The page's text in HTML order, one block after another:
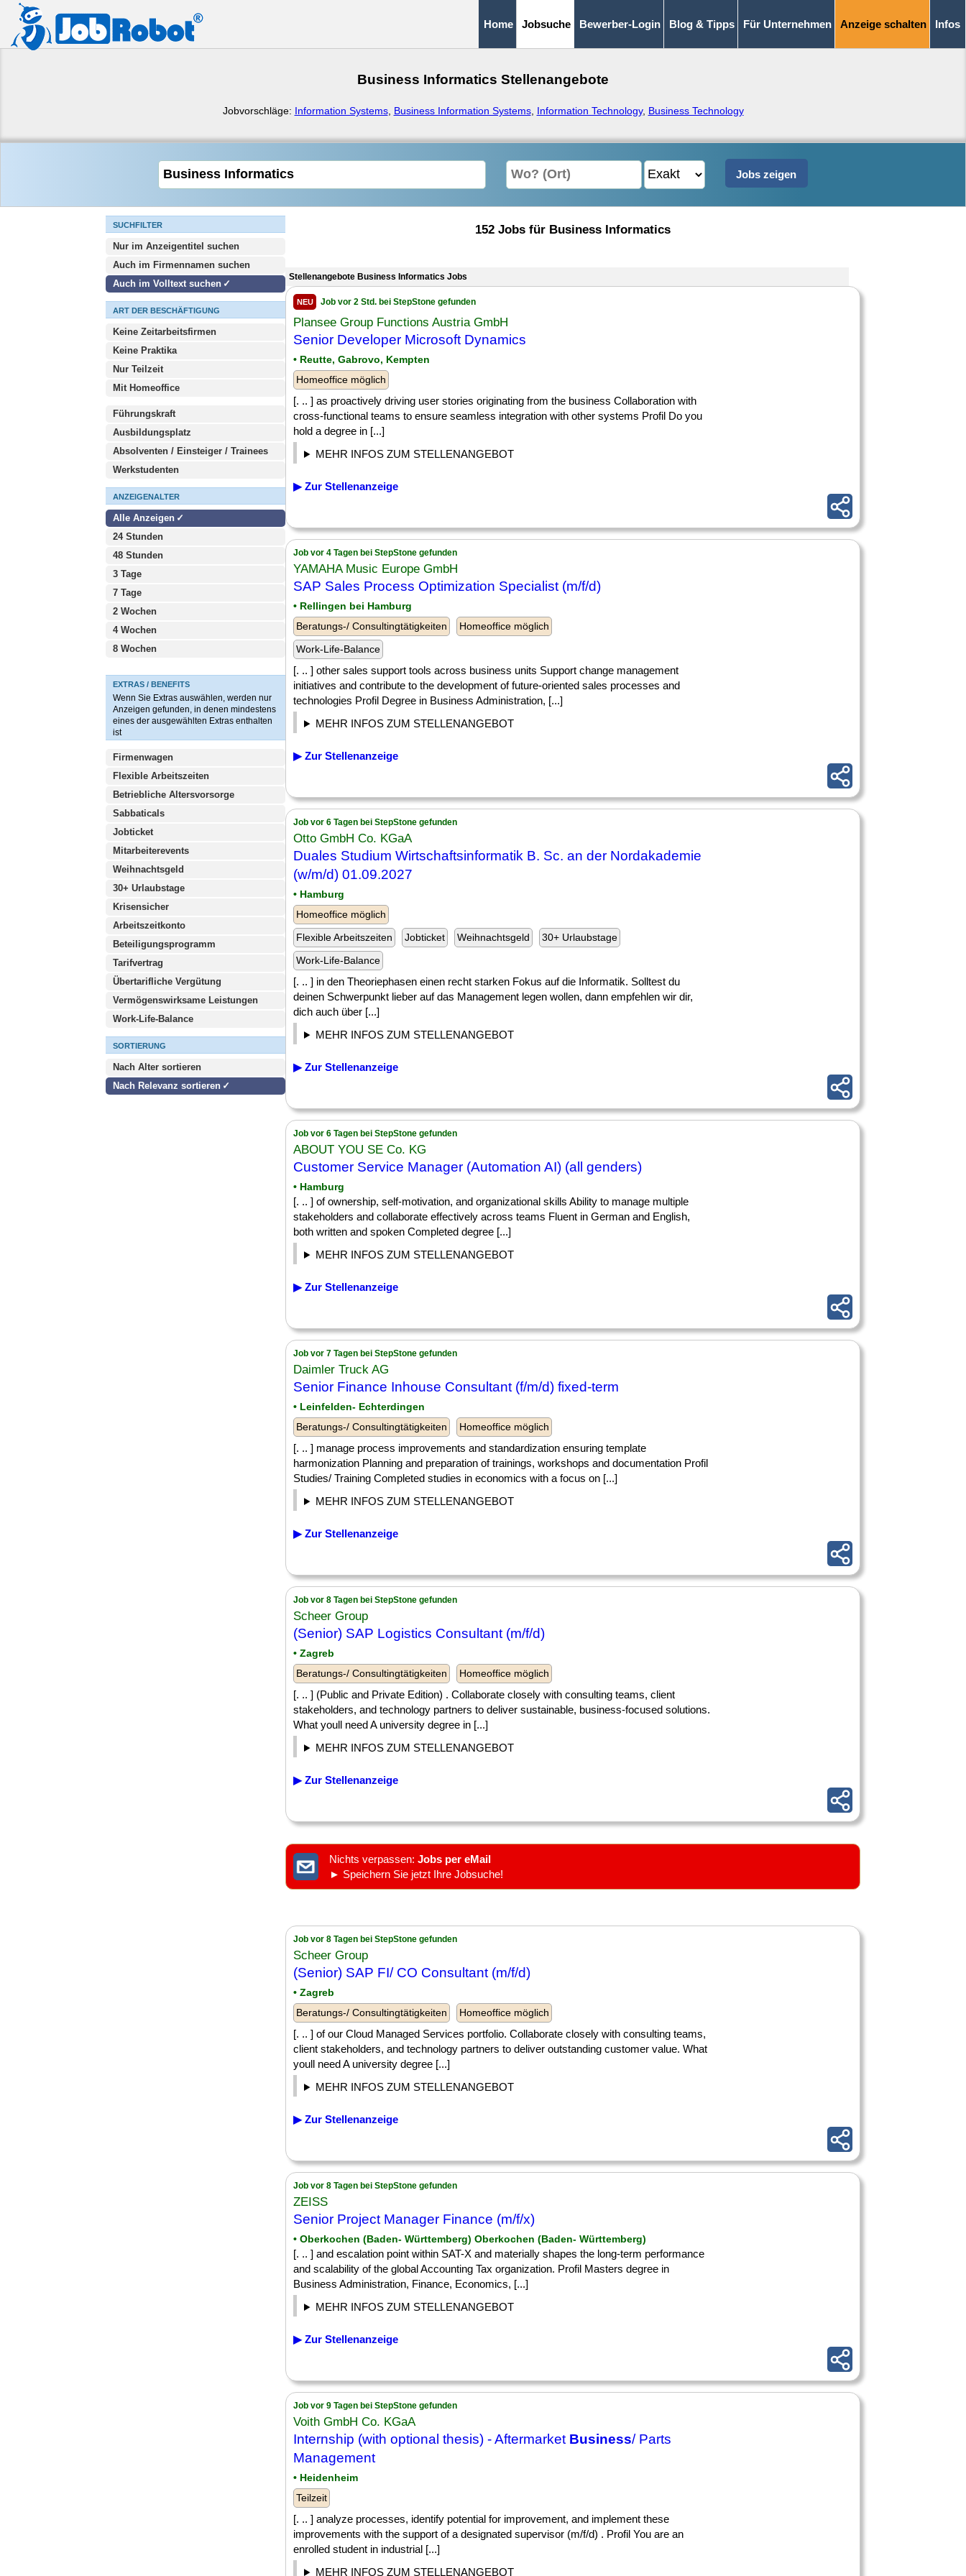
Home Jobsuche Bewerber-Login Blog & Tipps Für Unternehmen Anzeige schalten Infos
Business Informatics Stellenangebote
Jobvorschläge: Information Systems, Business Information Systems, Information Technology, Business Technology
SUCHFILTER
Nur im Anzeigentitel suchen
Auch im Firmennamen suchen
Auch im Volltext suchen
ART DER BESCHÄFTIGUNG
Keine Zeitarbeitsfirmen
Keine Praktika
Nur Teilzeit
Mit Homeoffice
Führungskraft
Ausbildungsplatz
Absolventen / Einsteiger / Trainees
Werkstudenten
ANZEIGENALTER
Alle Anzeigen
24 Stunden
48 Stunden
3 Tage
7 Tage
2 Wochen
4 Wochen
8 Wochen
EXTRAS / BENEFITS
Wenn Sie Extras auswählen, werden nur
Anzeigen gefunden, in denen mindestens
eines der ausgewählten Extras enthalten
ist
Firmenwagen
Flexible Arbeitszeiten
Betriebliche Altersvorsorge
Sabbaticals
Jobticket
Mitarbeiterevents
Weihnachtsgeld
30+ Urlaubstage
Krisensicher
Arbeitszeitkonto
Beteiligungsprogramm
Tarifvertrag
Übertarifliche Vergütung
Vermögenswirksame Leistungen
Work-Life-Balance
SORTIERUNG
Nach Alter sortieren
Nach Relevanz sortieren
152 Jobs für Business Informatics
Stellenangebote Business Informatics Jobs
NEU Job vor 2 Std. bei StepStone gefunden
Plansee Group Functions Austria GmbH
Senior Developer Microsoft Dynamics
• Reutte, Gabrovo, Kempten
Homeoffice möglich
[. .. ] as proactively driving user stories originating from the business Collaboration with
cross-functional teams to ensure seamless integration with other systems Profil Do you
hold a degree in [...]
MEHR INFOS ZUM STELLENANGEBOT
▶ Zur Stellenanzeige
Job vor 4 Tagen bei StepStone gefunden
YAMAHA Music Europe GmbH
SAP Sales Process Optimization Specialist (m/f/d)
• Rellingen bei Hamburg
Beratungs-/ Consultingtätigkeiten
Homeoffice möglich
Work-Life-Balance
[. .. ] other sales support tools across business units Support change management
initiatives and contribute to the development of future-oriented sales processes and
technologies Profil Degree in Business Administration, [...]
MEHR INFOS ZUM STELLENANGEBOT
▶ Zur Stellenanzeige
Job vor 6 Tagen bei StepStone gefunden
Otto GmbH Co. KGaA
Duales Studium Wirtschaftsinformatik B. Sc. an der Nordakademie
(w/m/d) 01.09.2027
• Hamburg
Homeoffice möglich
Flexible Arbeitszeiten
Jobticket Weihnachtsgeld
30+ Urlaubstage
Work-Life-Balance
[. .. ] in den Theoriephasen einen recht starken Fokus auf die Informatik. Solltest du
deinen Schwerpunkt lieber auf das Management legen wollen, dann empfehlen wir dir,
dich auch über [...]
MEHR INFOS ZUM STELLENANGEBOT
▶ Zur Stellenanzeige
Job vor 6 Tagen bei StepStone gefunden
ABOUT YOU SE Co. KG
Customer Service Manager (Automation AI) (all genders)
• Hamburg
[. .. ] of ownership, self-motivation, and organizational skills Ability to manage multiple
stakeholders and collaborate effectively across teams Fluent in German and English,
both written and spoken Completed degree [...]
MEHR INFOS ZUM STELLENANGEBOT
▶ Zur Stellenanzeige
Job vor 7 Tagen bei StepStone gefunden
Daimler Truck AG
Senior Finance Inhouse Consultant (f/m/d) fixed-term
• Leinfelden- Echterdingen
Beratungs-/ Consultingtätigkeiten
Homeoffice möglich
[. .. ] manage process improvements and standardization ensuring template
harmonization Planning and preparation of trainings, workshops and documentation Profil
Studies/ Training Completed studies in economics with a focus on [...]
MEHR INFOS ZUM STELLENANGEBOT
▶ Zur Stellenanzeige
Job vor 8 Tagen bei StepStone gefunden
Scheer Group
(Senior) SAP Logistics Consultant (m/f/d)
• Zagreb
Beratungs-/ Consultingtätigkeiten
Homeoffice möglich
[. .. ] (Public and Private Edition) . Collaborate closely with consulting teams, client
stakeholders, and technology partners to deliver sustainable, business-focused solutions.
What youll need A university degree in [...]
MEHR INFOS ZUM STELLENANGEBOT
▶ Zur Stellenanzeige
Nichts verpassen: Jobs per eMail
► Speichern Sie jetzt Ihre Jobsuche!
Job vor 8 Tagen bei StepStone gefunden
Scheer Group
(Senior) SAP FI/ CO Consultant (m/f/d)
• Zagreb
Beratungs-/ Consultingtätigkeiten
Homeoffice möglich
[. .. ] of our Cloud Managed Services portfolio. Collaborate closely with consulting teams,
client stakeholders, and technology partners to deliver outstanding customer value. What
youll need A university degree [...]
MEHR INFOS ZUM STELLENANGEBOT
▶ Zur Stellenanzeige
Job vor 8 Tagen bei StepStone gefunden
ZEISS
Senior Project Manager Finance (m/f/x)
• Oberkochen (Baden- Württemberg) Oberkochen (Baden- Württemberg)
[. .. ] and escalation point within SAT-X and materially shapes the long-term performance
and scalability of the global Accounting Tax organization. Profil Masters degree in
Business Administration, Finance, Economics, [...]
MEHR INFOS ZUM STELLENANGEBOT
▶ Zur Stellenanzeige
Job vor 9 Tagen bei StepStone gefunden
Voith GmbH Co. KGaA
Internship (with optional thesis) - Aftermarket Business/ Parts
Management
• Heidenheim
Teilzeit
[. .. ] analyze processes, identify potential for improvement, and implement these
improvements with the support of a designated supervisor (m/f/d) . Profil You are an
enrolled student in industrial [...]
MEHR INFOS ZUM STELLENANGEBOT